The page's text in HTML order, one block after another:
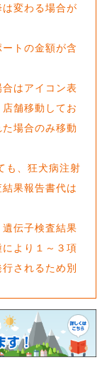
変わる場合が
トの金額が含
はアイコン表
舗移動してお
場合のみ移動
も、狂犬病注射
果報告書代は
伝子検査結果
より１～３項
されるため別